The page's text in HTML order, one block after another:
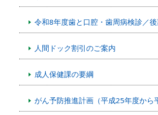
令和8年度歯と口腔・歯周病検診／
人間ドック割引のご案内
成人保健課の要綱
がん予防推進計画（平成25年度から